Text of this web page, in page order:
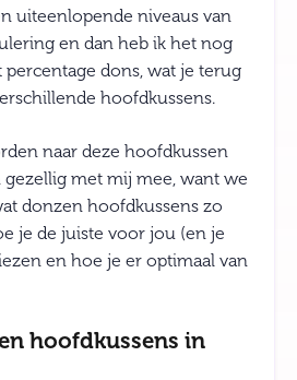
uiteenlopende niveaus van
en dan heb ik het nog
dons, wat je terug
hoofdkussens.
naar deze hoofdkussen
gezellig met mij mee, want we
donzen hoofdkussens zo
je de juiste voor jou (en je
en hoe je er optimaal van
hoofdkussens in